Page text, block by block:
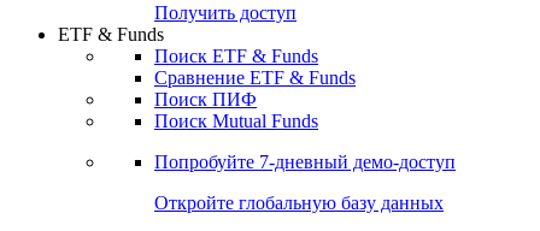
Получить доступ
ETF & Funds
Поиск ETF & Funds
Сравнение ETF & Funds
Поиск ПИФ
Поиск Mutual Funds
Попробуйте 7-дневный демо-доступ
Откройте глобальную базу данных